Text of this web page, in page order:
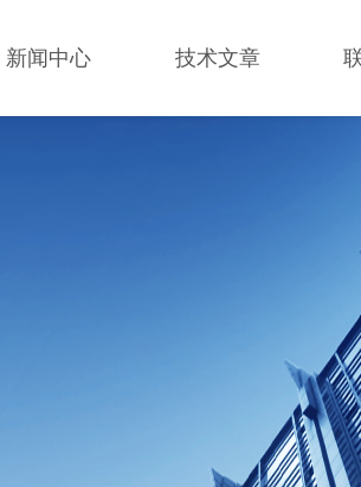
新闻中心 技术文章